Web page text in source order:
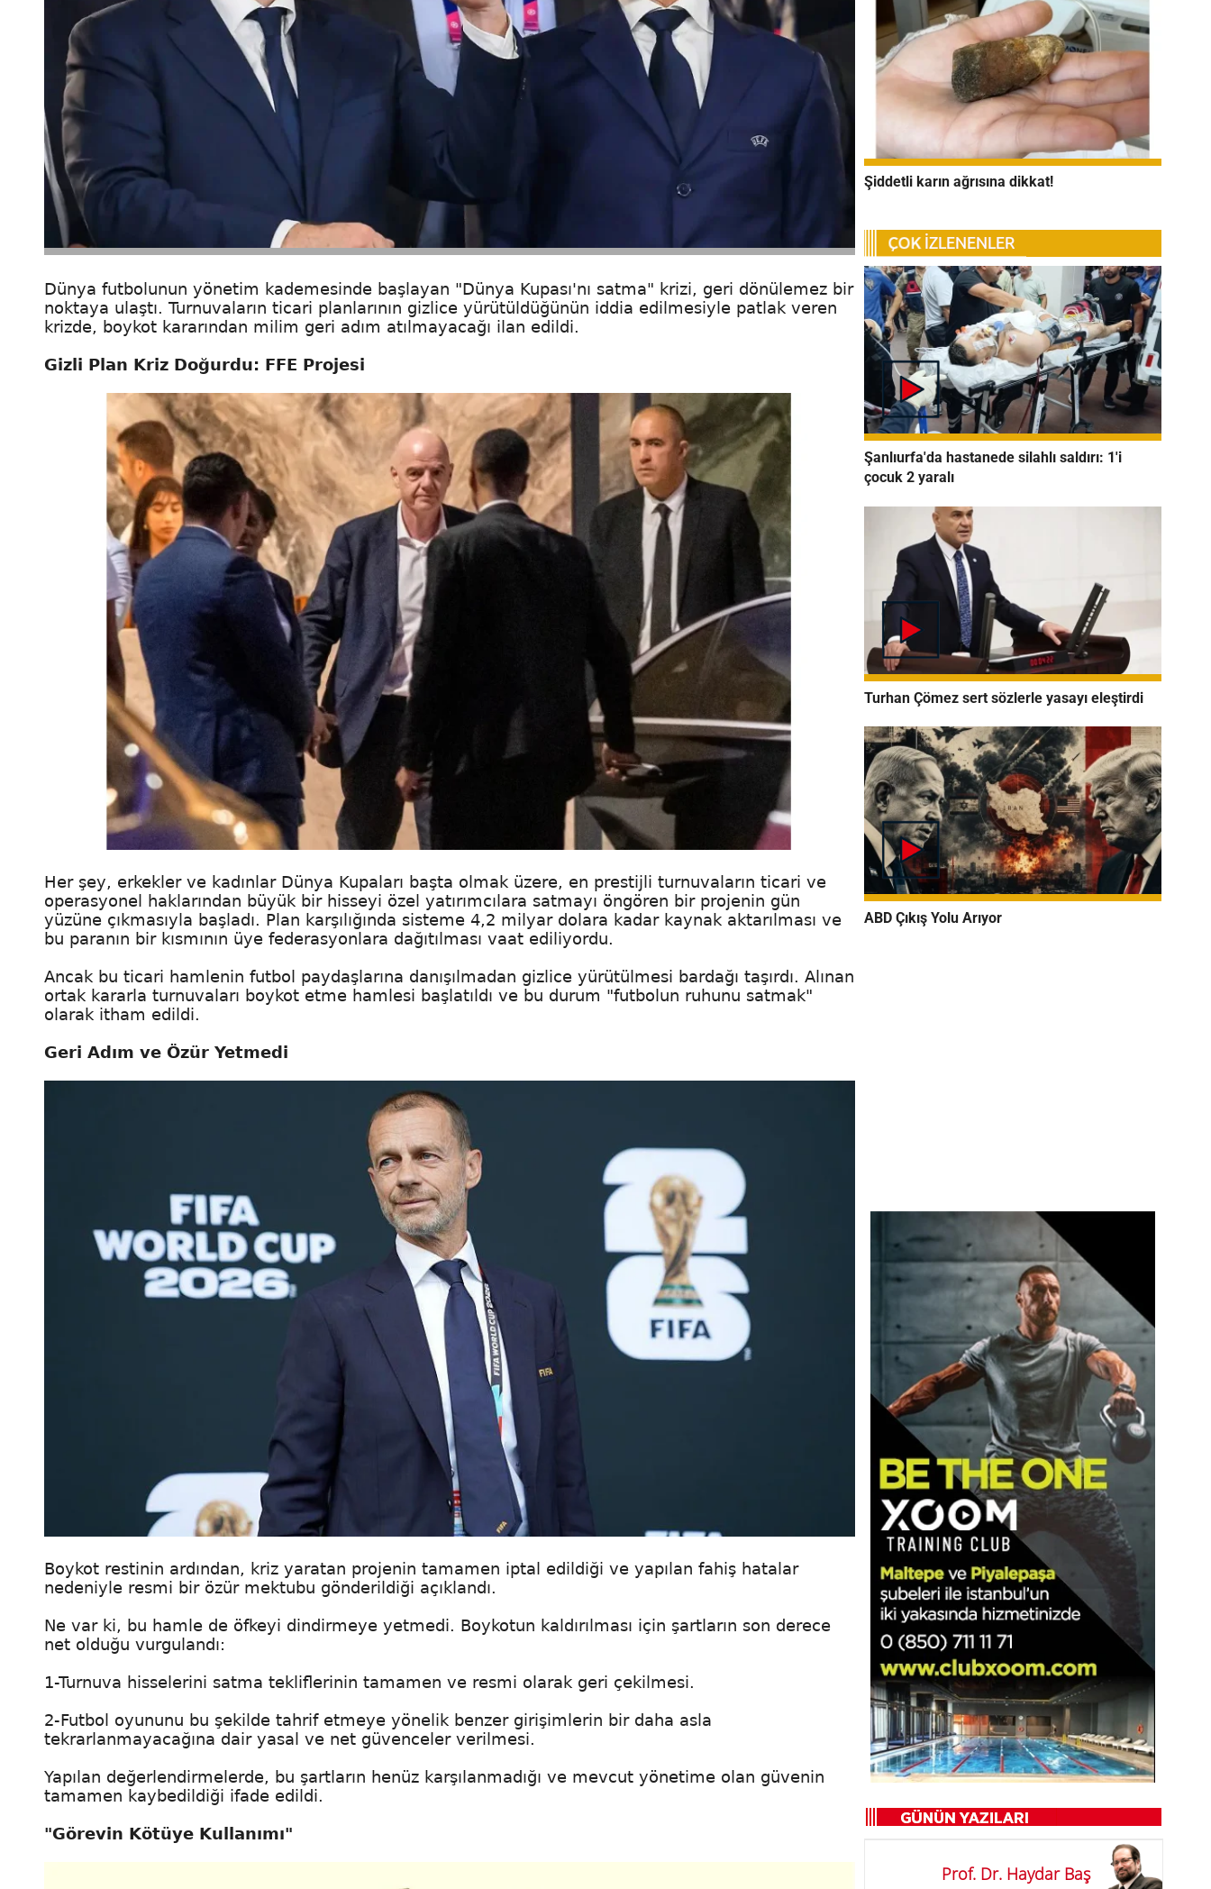
Dünya futbolunun yönetim kademesinde başlayan "Dünya Kupası'nı satma" krizi, geri dönülemez bir
noktaya ulaştı. Turnuvaların ticari planlarının gizlice yürütüldüğünün iddia edilmesiyle patlak veren
krizde, boykot kararından milim geri adım atılmayacağı ilan edildi.
Gizli Plan Kriz Doğurdu: FFE Projesi
Her şey, erkekler ve kadınlar Dünya Kupaları başta olmak üzere, en prestijli turnuvaların ticari ve
operasyonel haklarından büyük bir hisseyi özel yatırımcılara satmayı öngören bir projenin gün
yüzüne çıkmasıyla başladı. Plan karşılığında sisteme 4,2 milyar dolara kadar kaynak aktarılması ve
bu paranın bir kısmının üye federasyonlara dağıtılması vaat ediliyordu.
Ancak bu ticari hamlenin futbol paydaşlarına danışılmadan gizlice yürütülmesi bardağı taşırdı. Alınan
ortak kararla turnuvaları boykot etme hamlesi başlatıldı ve bu durum "futbolun ruhunu satmak"
olarak itham edildi.
Geri Adım ve Özür Yetmedi
Boykot restinin ardından, kriz yaratan projenin tamamen iptal edildiği ve yapılan fahiş hatalar
nedeniyle resmi bir özür mektubu gönderildiği açıklandı.
Ne var ki, bu hamle de öfkeyi dindirmeye yetmedi. Boykotun kaldırılması için şartların son derece
net olduğu vurgulandı:
1-Turnuva hisselerini satma tekliflerinin tamamen ve resmi olarak geri çekilmesi.
2-Futbol oyununu bu şekilde tahrif etmeye yönelik benzer girişimlerin bir daha asla
tekrarlanmayacağına dair yasal ve net güvenceler verilmesi.
Yapılan değerlendirmelerde, bu şartların henüz karşılanmadığı ve mevcut yönetime olan güvenin
tamamen kaybedildiği ifade edildi.
"Görevin Kötüye Kullanımı"
Şiddetli karın ağrısına dikkat!
Şanlıurfa'da hastanede silahlı saldırı: 1'i
çocuk 2 yaralı
Turhan Çömez sert sözlerle yasayı eleştirdi
ABD Çıkış Yolu Arıyor
Prof. Dr. Haydar Baş